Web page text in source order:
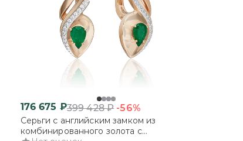
176 675 ₽399 428₽ -56%
Серьги с английским замком из
комбинированного золота с